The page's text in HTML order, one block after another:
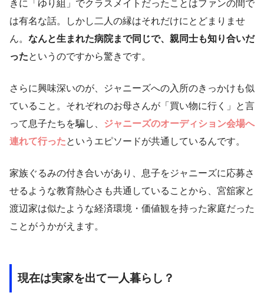
きに「ゆり組」でクラスメイトだったことはファンの間で
は有名な話。しかし二人の縁はそれだけにとどまりませ
ん。 なんと生まれた病院まで同じで、親同士も知り合いだ
ったというのですから驚きです。
さらに興味深いのが、ジャニーズへの入所のきっかけも似
ていること。それぞれのお母さんが「買い物に行く」と言
って息子たちを騙し、
ジャニーズのオーディション会場へ
連れて行ったというエピソードが共通しているんです。
家族ぐるみの付き合いがあり、息子をジャニーズに応募さ
せるような教育熱心さも共通していることから、宮舘家と
渡辺家は似たような経済環境・価値観を持った家庭だった
ことがうかがえます。
現在は実家を出て一人暮らし？